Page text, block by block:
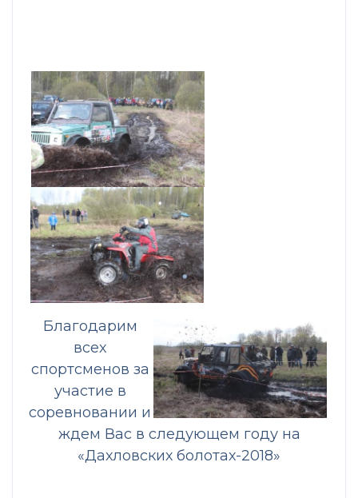
Благодарим
всех
спортсменов за
участие в
соревновании и
ждем Вас в следующем году на
«Дахловских болотах-2018»